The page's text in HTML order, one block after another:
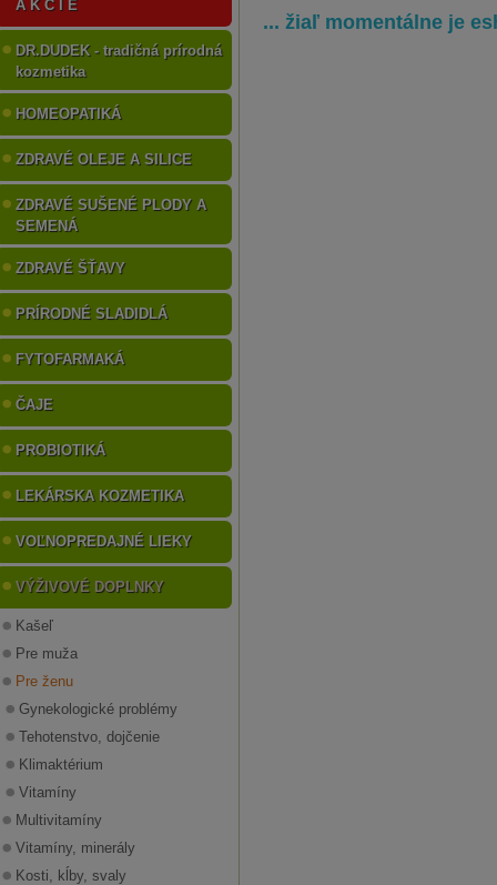
A K C I E
DR.DUDEK - tradičná prírodná
kozmetika
HOMEOPATIKÁ
ZDRAVÉ OLEJE A SILICE
ZDRAVÉ SUŠENÉ PLODY A
SEMENÁ
ZDRAVÉ ŠŤAVY
PRÍRODNÉ SLADIDLÁ
FYTOFARMAKÁ
ČAJE
PROBIOTIKÁ
LEKÁRSKA KOZMETIKA
VOĽNOPREDAJNÉ LIEKY
VÝŽIVOVÉ DOPLNKY
Kašeľ
Pre muža
Pre ženu
Gynekologické problémy
Tehotenstvo, dojčenie
Klimaktérium
Vitamíny
Multivitamíny
Vitamíny, minerály
Kosti, kĺby, svaly
... žiaľ momentálne je